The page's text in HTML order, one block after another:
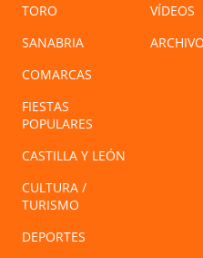
TORO
SANABRIA
COMARCAS
FIESTAS
POPULARES
CASTILLA Y LEÓN
CULTURA /
TURISMO
DEPORTES
VÍDEOS
ARCHIVO